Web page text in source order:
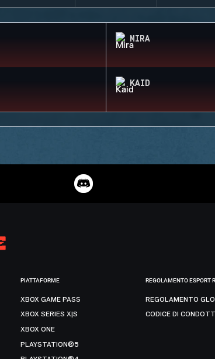
MIRA
KAID
PIATTAFORME
XBOX GAME PASS
XBOX SERIES X|S
XBOX ONE
PLAYSTATION®5
REGOLAMENTO ESPORT
REGOLAMENTO
CODICE DI